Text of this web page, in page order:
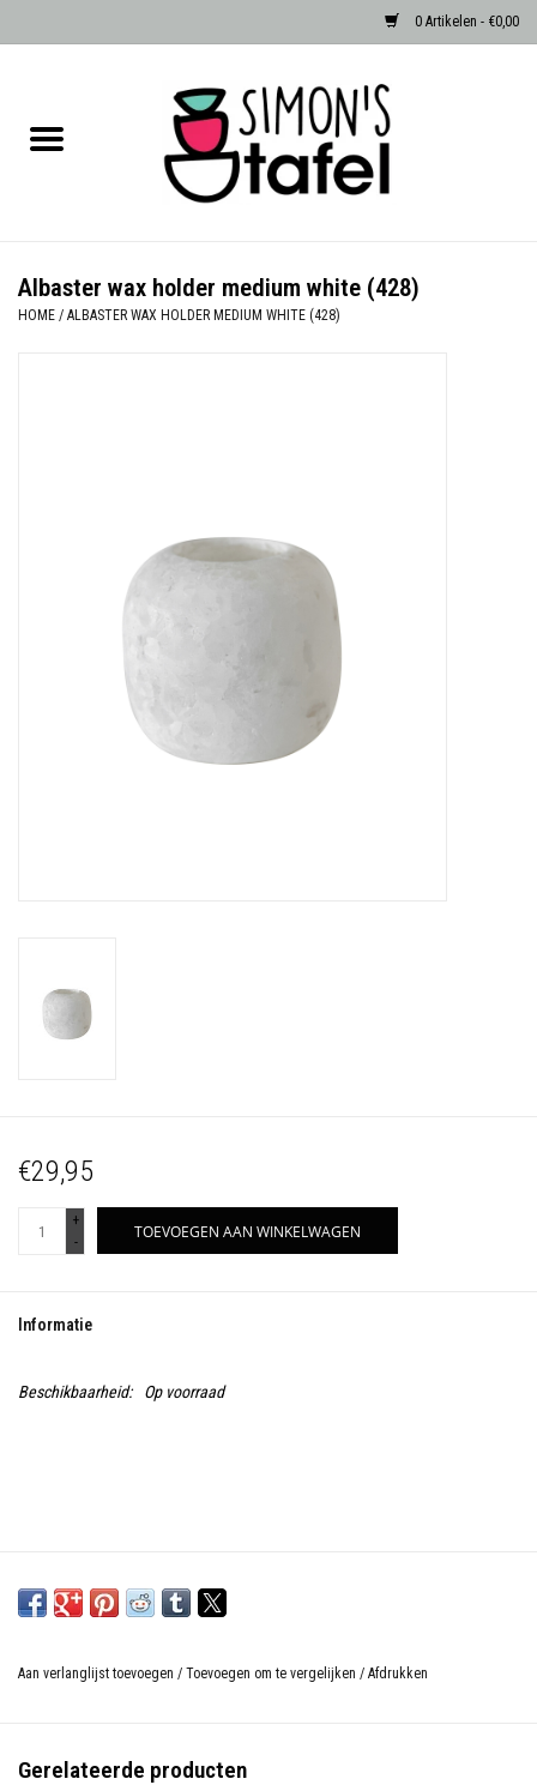
0 Artikelen - €0,00
Albast waxinehouders van Zenza
Albaster wax holder medium white (428)
HOME / ALBASTER WAX HOLDER MEDIUM WHITE (428)
€29,95
+
-
TOEVOEGEN AAN WINKELWAGEN
Informatie
Beschikbaarheid: Op voorraad
Aan verlanglijst toevoegen / Toevoegen om te vergelijken / Afdrukken
Gerelateerde producten